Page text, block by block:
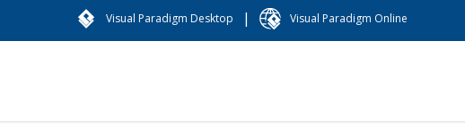
Visual Paradigm Desktop | Visual Paradigm Online